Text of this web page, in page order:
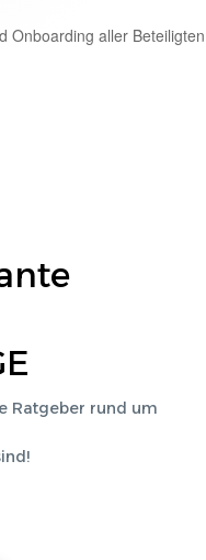
Onboarding aller
Ratgeber rund um